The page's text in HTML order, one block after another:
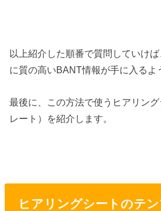
以上紹介した順番で質問していけ
に質の高いBANT情報が手に入るよ
最後に、この方法で使うヒアリン
レート）を紹介します。
ヒアリングシートのテ